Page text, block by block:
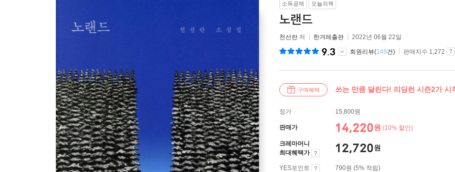
소득공제 오늘의책
노랜드
천선란 저 한겨레출판 2022년 06월 22일
9.3 회원리뷰(149건) 판매지수 1,272
구매혜택 쓰는 만큼 달린다! 리딩런 시즌2가 시
정가 15,800원
판매가 14,220원 (10% 할인)
크레마머니
최대혜택가
12,720원
YES포인트
790원 (5% 적립)